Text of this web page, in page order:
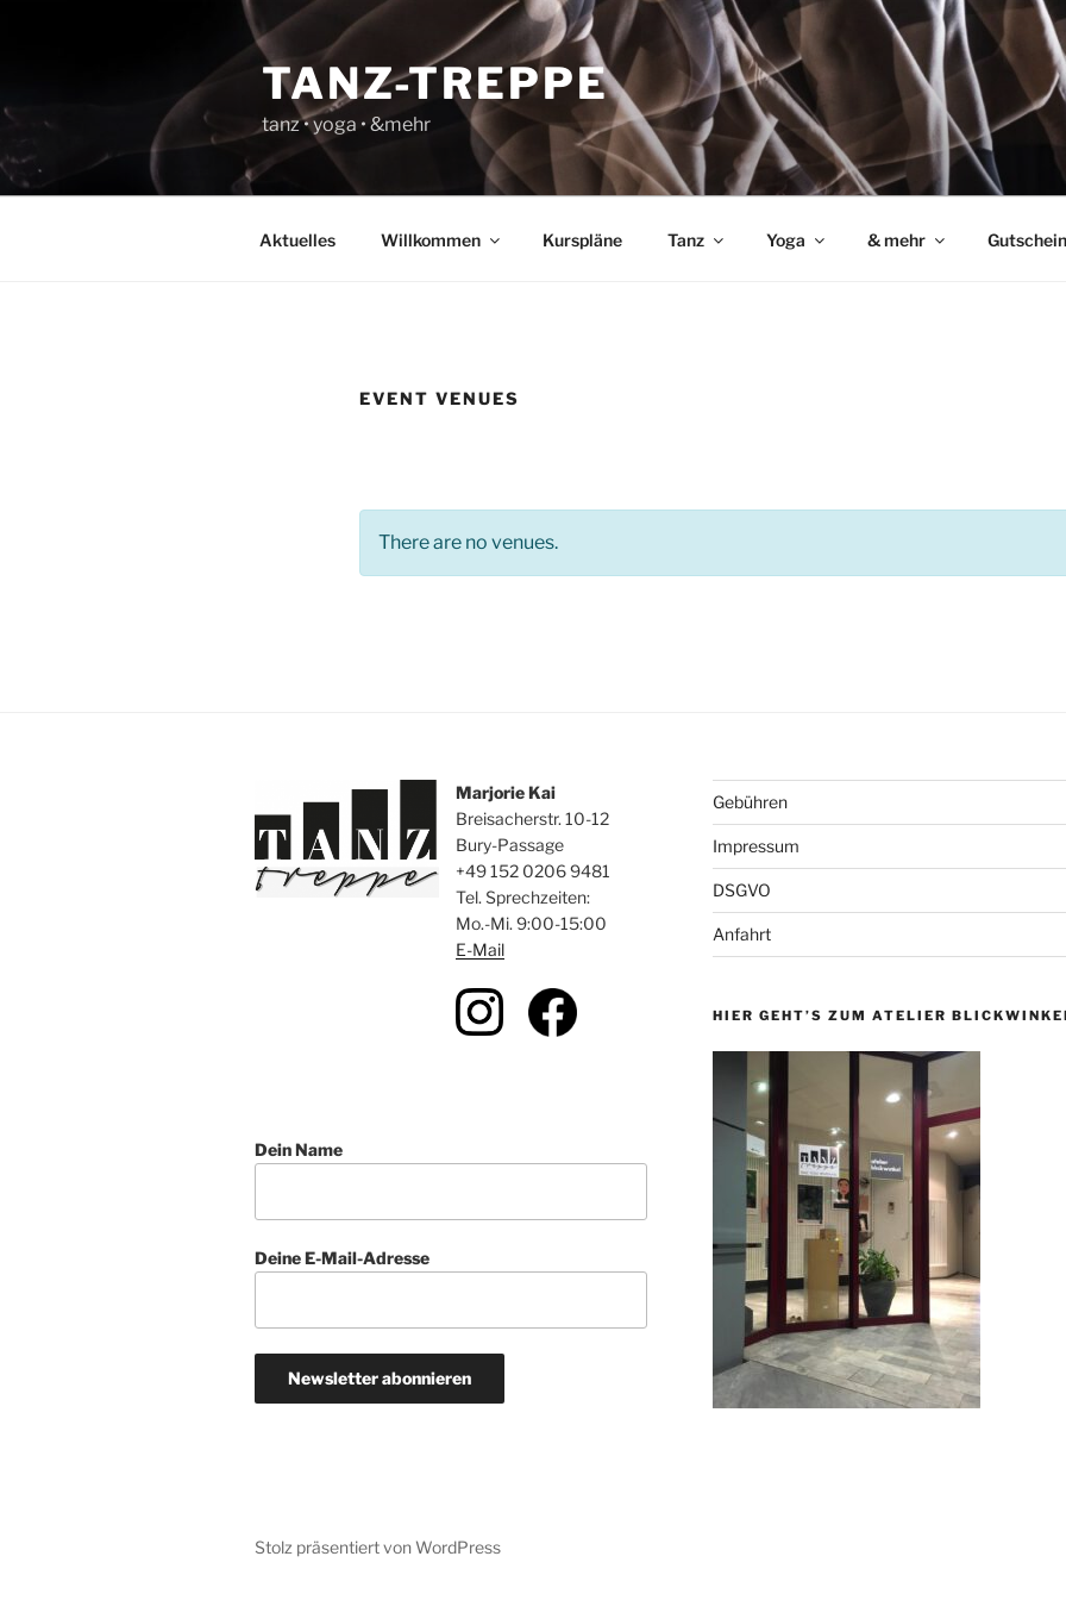
TANZ-TREPPE
tanz • yoga • &mehr
Aktuelles Willkommen Kurspläne Tanz Yoga & mehr
EVENT VENUES
There are no venues.
Marjorie Kai
Breisacherstr. 10-12
Bury-Passage
+49 152 0206 9481
Tel. Sprechzeiten:
Mo.-Mi. 9:00-15:00
E-Mail
Dein Name
Deine E-Mail-Adresse
Gebühren
Impressum
DSGVO
Anfahrt
HIER GEHT’S ZUM ATELIER
Stolz präsentiert von WordPress